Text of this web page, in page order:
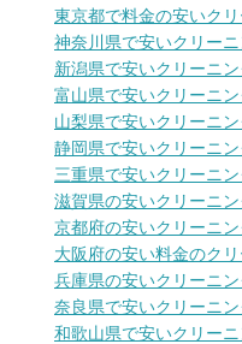
東京都で料金の安いク
神奈川県で安いクリー
新潟県で安いクリーニ
富山県で安いクリーニ
山梨県で安いクリーニ
静岡県で安いクリーニ
三重県で安いクリーニ
滋賀県の安いクリーニ
京都府の安いクリーニ
大阪府の安い料金のク
兵庫県の安いクリーニ
奈良県で安いクリーニ
和歌山県で安いクリー